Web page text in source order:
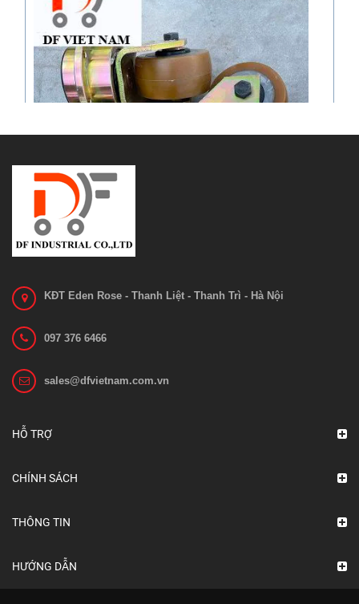
KĐT Eden Rose - Thanh Liệt - Thanh Trì - Hà Nội
097 376 6466
sales@dfvietnam.com.vn
HỖ TRỢ
CHÍNH SÁCH
THÔNG TIN
HƯỚNG DẪN